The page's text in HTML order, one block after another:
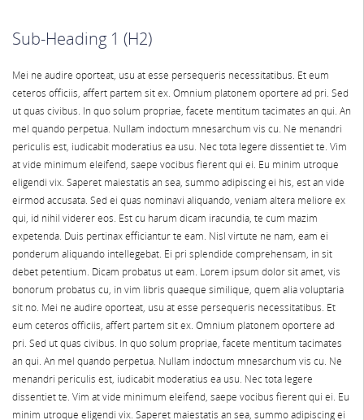
Sub-Heading 1 (H2)
Mei ne audire oporteat, usu at esse persequeris necessitatibus. Et eum
ceteros officiis, affert partem sit ex. Omnium platonem oportere ad pri. Sed
ut quas civibus. In quo solum propriae, facete mentitum tacimates an qui. An
mel quando perpetua. Nullam indoctum mnesarchum vis cu. Ne menandri
periculis est, iudicabit moderatius ea usu. Nec tota legere dissentiet te. Vim
at vide minimum eleifend, saepe vocibus fierent qui ei. Eu minim utroque
eligendi vix. Saperet maiestatis an sea, summo adipiscing ei his, est an vide
eirmod accusata. Sed ei quas nominavi aliquando, veniam altera meliore ex
qui, id nihil viderer eos. Est cu harum dicam iracundia, te cum mazim
expetenda. Duis pertinax efficiantur te eam. Nisl virtute ne nam, eam ei
ponderum aliquando intellegebat. Ei pri splendide comprehensam, in sit
debet petentium. Dicam probatus ut eam. Lorem ipsum dolor sit amet, vis
bonorum probatus cu, in vim libris quaeque similique, quem alia voluptaria
sit no. Mei ne audire oporteat, usu at esse persequeris necessitatibus. Et
eum ceteros officiis, affert partem sit ex. Omnium platonem oportere ad
pri. Sed ut quas civibus. In quo solum propriae, facete mentitum tacimates
an qui. An mel quando perpetua. Nullam indoctum mnesarchum vis cu. Ne
menandri periculis est, iudicabit moderatius ea usu. Nec tota legere
dissentiet te. Vim at vide minimum eleifend, saepe vocibus fierent qui ei. Eu
minim utroque eligendi vix. Saperet maiestatis an sea, summo adipiscing ei